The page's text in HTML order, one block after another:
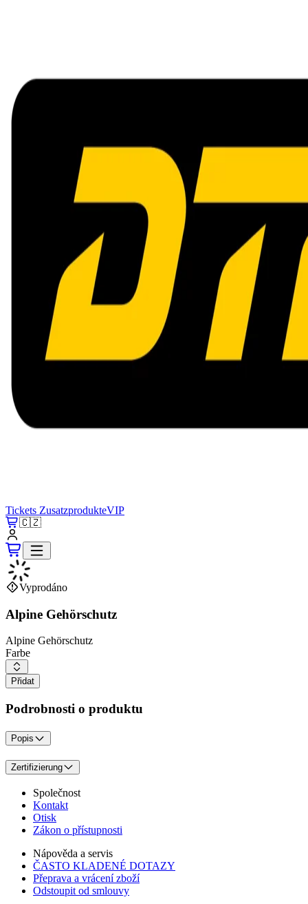
Tickets ZusatzprodukteVIP
🇨🇿
Vyprodáno
Alpine Gehörschutz
Alpine Gehörschutz
Farbe
Přidat
Podrobnosti o produktu
Popis
Zertifizierung
Společnost
Kontakt
Otisk
Zákon o přístupnosti
Nápověda a servis
ČASTO KLADENÉ DOTAZY
Přeprava a vrácení zboží
Odstoupit od smlouvy